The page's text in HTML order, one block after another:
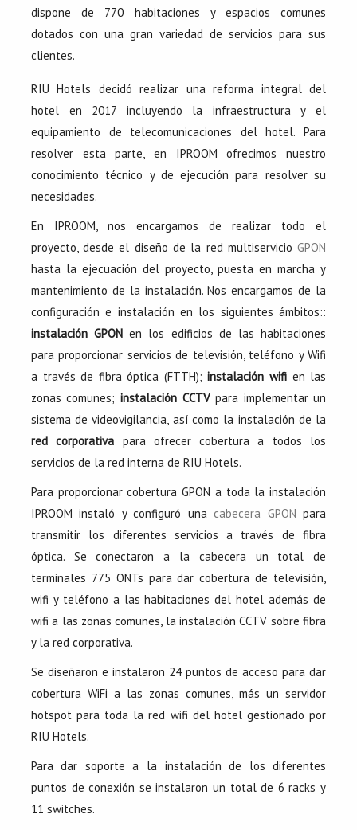
dispone de 770 habitaciones y espacios comunes
dotados con una gran variedad de servicios para sus
clientes.
RIU Hotels decidó realizar una reforma integral del
hotel en 2017 incluyendo la infraestructura y el
equipamiento de telecomunicaciones del hotel. Para
resolver esta parte, en IPROOM ofrecimos nuestro
conocimiento técnico y de ejecución para resolver su
necesidades.
En IPROOM, nos encargamos de realizar todo el
proyecto, desde el diseño de la red multiservicioGPON
hasta la ejecuación del proyecto, puesta en marcha y
mantenimiento de la instalación. Nos encargamos de la
configuración e instalación en los siguientes ámbitos::
instalación GPON en los edificios de las habitaciones
para proporcionar servicios de televisión, teléfono y Wifi
a través de fibra óptica (FTTH);instalación wifien las
zonas comunes; instalación CCTVpara implementar un
sistema de videovigilancia, así como la instalación de la
red corporativa para ofrecer cobertura a todos los
servicios de la red interna de RIU Hotels.
Para proporcionar cobertura GPON a toda la instalación
IPROOM instaló y configuró una cabecera GPON para
transmitir los diferentes servicios a través de fibra
óptica. Se conectaron a la cabecera un total de
terminales 775 ONTs para dar cobertura de televisión,
wifi y teléfono a las habitaciones del hotel además de
wifi a las zonas comunes, la instalación CCTV sobre fibra
y la red corporativa.
Se diseñaron e instalaron 24 puntos de acceso para dar
cobertura WiFi a las zonas comunes, más un servidor
hotspot para toda la red wifi del hotel gestionado por
RIU Hotels.
Para dar soporte a la instalación de los diferentes
puntos de conexión se instalaron un total de 6 racks y
11 switches.